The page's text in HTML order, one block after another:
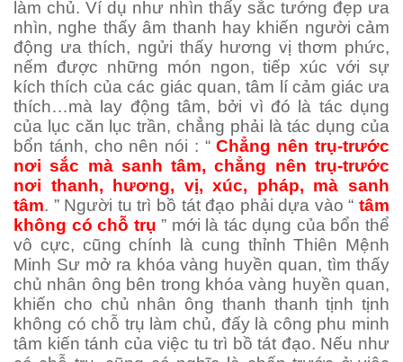
làm chủ. Ví dụ như nhìn thấy sắc tướng đẹp ưa
nhìn, nghe thấy âm thanh hay khiến người cảm
động ưa thích, ngửi thấy hương vị thơm phức,
nếm được những món ngon, tiếp xúc với sự
kích thích của các giác quan, tâm lí cảm giác ưa
thích…mà lay động tâm, bởi vì đó là tác dụng
của lục căn lục trần, chẳng phải là tác dụng của
bổn tánh, cho nên nói : “Chẳng nên trụ-trước
nơi sắc mà sanh tâm, chẳng nên trụ-trước
nơi thanh, hương, vị, xúc, pháp, mà sanh
tâm. ” Người tu trì bồ tát đạo phải dựa vào “ tâm
không có chỗ trụ ” mới là tác dụng của bổn thể
vô cực, cũng chính là cung thỉnh Thiên Mệnh
Minh Sư mở ra khóa vàng huyền quan, tìm thấy
chủ nhân ông bên trong khóa vàng huyền quan,
khiến cho chủ nhân ông thanh thanh tịnh tịnh
không có chỗ trụ làm chủ, đấy là công phu minh
tâm kiến tánh của việc tu trì bồ tát đạo. Nếu như